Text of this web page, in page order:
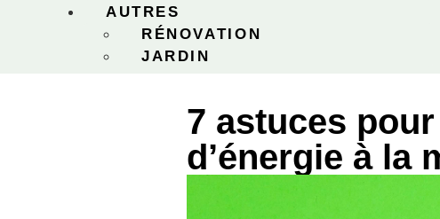
AUTRES
RÉNOVATION
JARDIN
7 astuces
d’énergie à la